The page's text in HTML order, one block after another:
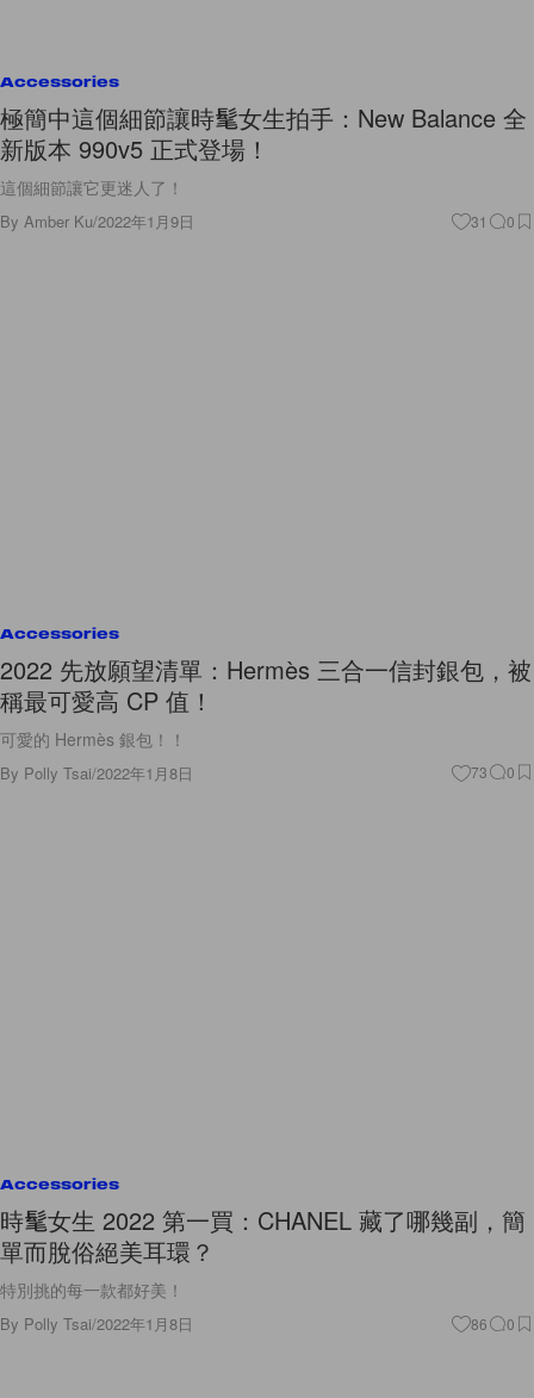
極簡中這個細節讓時髦女生拍手：New Balance 全
新版本 990v5 正式登場！
這個細節讓它更迷人了！
ByAmber Ku/2022年1月9日
2022 先放願望清單：Hermès 三合一信封銀包，被
稱最可愛高 CP 值！
可愛的 Hermès 銀包！！
ByPolly Tsai/2022年1月8日
時髦女生 2022 第一買：CHANEL 藏了哪幾副，簡
單而脫俗絕美耳環？
特別挑的每一款都好美！
ByPolly Tsai/2022年1月8日